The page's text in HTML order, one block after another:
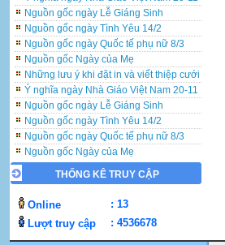
Nguồn gốc ngày Lễ Giáng Sinh
Nguồn gốc ngày Tình Yêu 14/2
Nguồn gốc ngày Quốc tế phụ nữ 8/3
Nguồn gốc Ngày của Mẹ
Những lưu ý khi đặt in và viết thiệp cưới
Ý nghĩa ngày Nhà Giáo Việt Nam 20-11
Nguồn gốc ngày Lễ Giáng Sinh
Nguồn gốc ngày Tình Yêu 14/2
Nguồn gốc ngày Quốc tế phụ nữ 8/3
Nguồn gốc Ngày của Mẹ
Những lưu ý khi đặt in và viết thiệp cưới
Ý nghĩa ngày Nhà Giáo Việt Nam 20-11
Nguồn gốc ngày Tình Yêu 14/2
Nguồn gốc ngày Quốc tế phụ nữ 8/3
Nguồn gốc Ngày của Mẹ
THỐNG KÊ TRUY CẬP
Online
: 13
Lượt truy cập
: 4536678